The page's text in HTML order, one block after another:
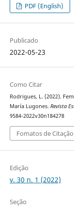
PDF (English)
Publicado
2022-05-23
Como Citar
Rodrigues, L. (2022).
María Lugones. Revista
9584-2022v30n184278
Fomatos de Citação
Edição
v. 30 n. 1 (2022)
Seção